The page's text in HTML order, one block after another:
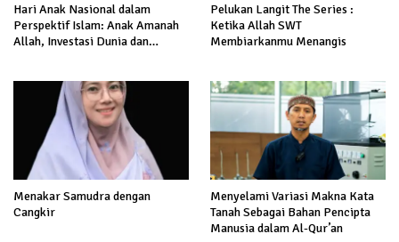
Hari Anak Nasional dalam
Perspektif Islam: Anak Amanah
Allah, Investasi Dunia dan
Pelukan Langit The Series :
Ketika Allah SWT
Membiarkanmu Menangis
Menakar Samudra dengan
Cangkir
Menyelami Variasi Makna Kata
Tanah Sebagai Bahan Pencipta
Manusia dalam Al-Qur’an